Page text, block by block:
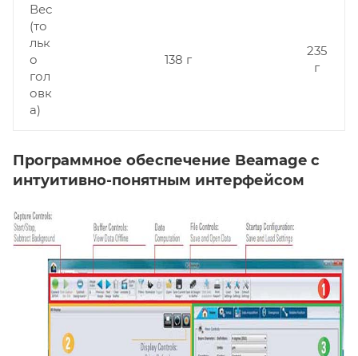
Вес
(то
льк
о
гол
овк
а)
138 г
235
г
Программное обеспечение Beamage с
интуитивно-понятным интерфейсом